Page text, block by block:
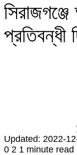
প্রতিবন্ধী
Updated: 2022-
0 2 1 minute read